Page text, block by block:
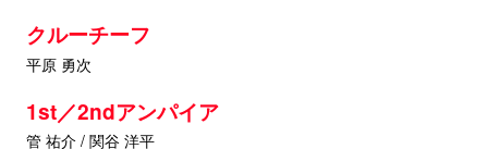
クルーチーフ
平原 勇次
1st／2ndアンパイア
管 祐介 / 関谷 洋平